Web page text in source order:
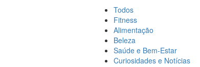
Todos
Fitness
Alimentação
Beleza
Saúde e Bem-Estar
Curiosidades e Notícias